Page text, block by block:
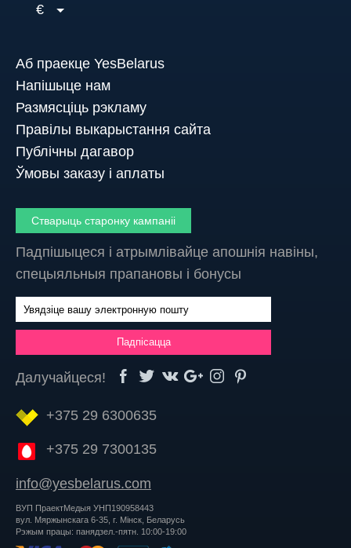
€
Аб праекце YesBelarus
Напішыце нам
Размясціць рэкламу
Правілы выкарыстання сайта
Публічны дагавор
Ўмовы заказу і аплаты
Стварыць старонку кампаніі
Падпішыцеся і атрымлівайце апошнія навіны,
спецыяльныя прапановы і бонусы
Далучайцеся!
+375 29 6300635
+375 29 7300135
info@yesbelarus.com
ВУП ПраектМедыя УНП190958443
вул. Мяржынскага 6-35, г. Мінск, Беларусь
Рэжым працы: панядзел.-пятн. 10:00-19:00